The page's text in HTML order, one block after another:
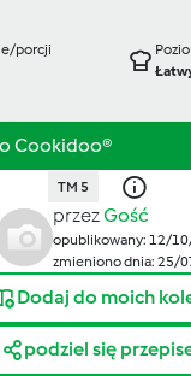
porcji
TM 5
przezGość
opublikowany: 12/
zmieniono dnia: 25/
Dodaj do moich
podziel się